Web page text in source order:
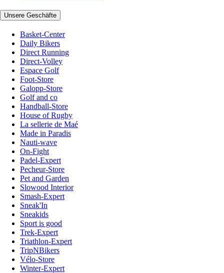
Unsere Geschäfte
Basket-Center
Daily Bikers
Direct Running
Direct-Volley
Espace Golf
Foot-Store
Galopp-Store
Golf and co
Handball-Store
House of Rugby
La sellerie de Maé
Made in Paradis
Nauti-wave
On-Fight
Padel-Expert
Pecheur-Store
Pet and Garden
Slowood Interior
Smash-Expert
Sneak'In
Sneakids
Sport is good
Trek-Expert
Triathlon-Expert
TripNBikers
Vélo-Store
Winter-Expert